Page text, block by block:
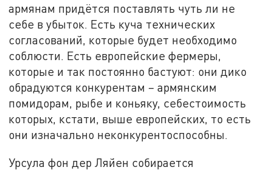
армянам придётся поставлять чуть ли не
себе в убыток. Есть куча технических
согласований, которые будет необходимо
соблюсти. Есть европейские фермеры,
которые и так постоянно бастуют: они дико
обрадуются конкурентам – армянским
помидорам, рыбе и коньяку, себестоимость
которых, кстати, выше европейских, то есть
они изначально неконкурентоспособны.
Урсула фон дер Ляйен собирается